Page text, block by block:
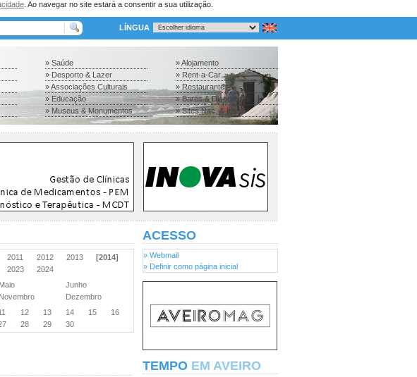
. Ao navegar no site estará a consentir a sua utilização.
LÍNGUA
» Saúde
» Desporto & Lazer
» Associações Culturais
» Educação
» Museus & Monumentos
» Alojamento
» Rent-a-Car
» Restaurantes
» Bares & Discotecas
» Sites Nac. & Inter.
2011 2012 2013
[2014]
2023
2024
Maio
Junho
Novembro
Dezembro
12 13 14 15
16
28 29 30
ACESSO
» Webmail
» Definir como página inicial
TEMPO EM AVEIRO